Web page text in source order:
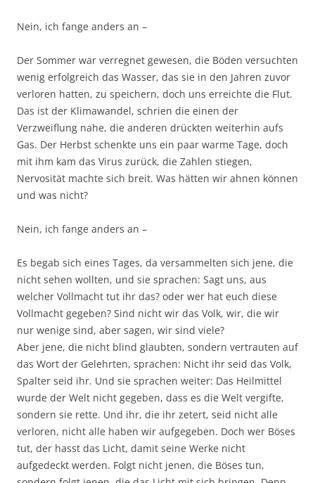
Nein, ich fange anders an –
Der Sommer war verregnet gewesen, die Böden versuchten
wenig erfolgreich das Wasser, das sie in den Jahren zuvor
verloren hatten, zu speichern, doch uns erreichte die Flut.
Das ist der Klimawandel, schrien die einen der
Verzweiflung nahe, die anderen drückten weiterhin aufs
Gas. Der Herbst schenkte uns ein paar warme Tage, doch
mit ihm kam das Virus zurück, die Zahlen stiegen,
Nervosität machte sich breit. Was hätten wir ahnen können
und was nicht?
Nein, ich fange anders an –
Es begab sich eines Tages, da versammelten sich jene, die
nicht sehen wollten, und sie sprachen: Sagt uns, aus
welcher Vollmacht tut ihr das? oder wer hat euch diese
Vollmacht gegeben? Sind nicht wir das Volk, wir, die wir
nur wenige sind, aber sagen, wir sind viele?
Aber jene, die nicht blind glaubten, sondern vertrauten auf
das Wort der Gelehrten, sprachen: Nicht ihr seid das Volk,
Spalter seid ihr. Und sie sprachen weiter: Das Heilmittel
wurde der Welt nicht gegeben, dass es die Welt vergifte,
sondern sie rette. Und ihr, die ihr zetert, seid nicht alle
verloren, nicht alle haben wir aufgegeben. Doch wer Böses
tut, der hasst das Licht, damit seine Werke nicht
aufgedeckt werden. Folgt nicht jenen, die Böses tun,